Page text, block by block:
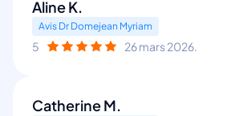
Aline K.
Avis Dr Domejean Myriam
5 26 mars 2026.
Catherine M.